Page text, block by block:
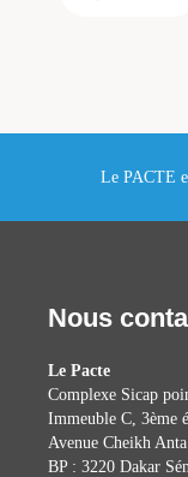
Le PACTE
Nous
Le Pacte
Complexe Sicap
Immeuble C, 3ème
Avenue Cheikh
BP : 3220 Dakar